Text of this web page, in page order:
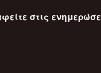
στις